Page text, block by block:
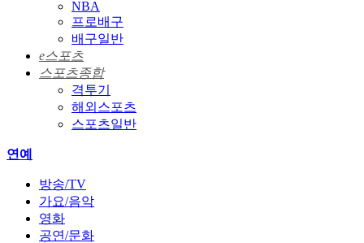
NBA
프로배구
배구일반
e스포츠
스포츠종합
격투기
해외스포츠
스포츠일반
연예
방송/TV
가요/음악
영화
공연/문화